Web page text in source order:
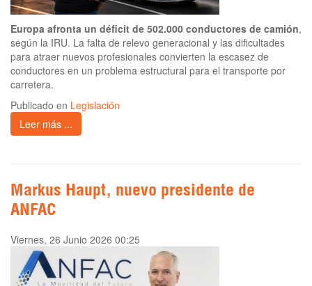
Europa afronta un déficit de 502.000 conductores de camión,
según la IRU. La falta de relevo generacional y las dificultades
para atraer nuevos profesionales convierten la escasez de
conductores en un problema estructural para el transporte por
carretera.
Publicado en Legislación
Leer más ...
Markus Haupt, nuevo presidente de
ANFAC
Viernes, 26 Junio 2026 00:25